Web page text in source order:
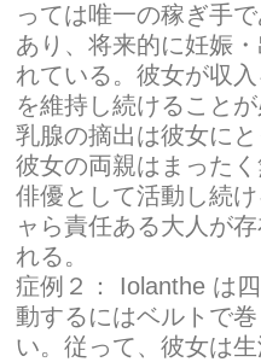
っては唯一の稼ぎ手
あり、将来的に妊娠
れている。彼女が収
を維持し続けること
乳腺の摘出は彼女に
彼女の両親はまった
俳優として活動し続
ャら責任ある大人が
れる。
症例２： Iolanthe は
動するにはベルトで
い。従って、彼女は